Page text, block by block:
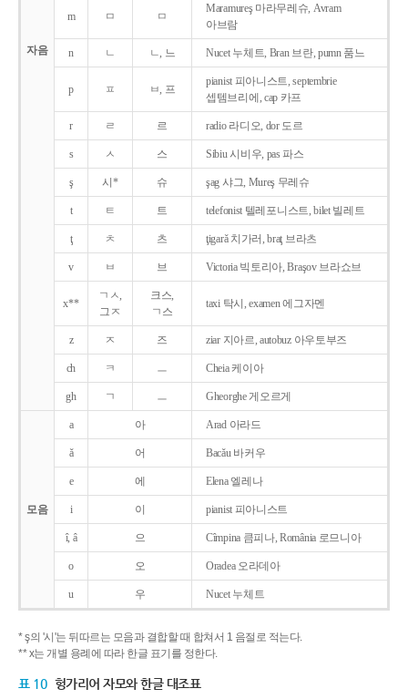
자음
m ㅁ ㅁ
Maramureş 마라무레슈, Avram
아브람
n ㄴ ㄴ, 느 Nucet 누체트, Bran 브란, pumn 품느
p ㅍ ㅂ, 프
pianist 피아니스트, septembrie
셉템브리에, cap 카프
r ㄹ 르 radio 라디오, dor 도르
s ㅅ 스 Sibiu 시비우, pas 파스
ş 시* 슈 şag 샤그, Mureş 무레슈
t ㅌ 트 telefonist 텔레포니스트, bilet 빌레트
ţ ㅊ 츠 ţigarǎ 치가러, braţ 브라츠
v ㅂ 브 Victoria 빅토리아, Braşov 브라쇼브
x**
ㄱㅅ,
그ㅈ
크스,
ㄱ스
taxi 탁시, examen 에그자멘
z ㅈ 즈 ziar 지아르, autobuz 아우토부즈
ch ㅋ ㅡ Cheia 케이아
gh ㄱ ㅡ Gheorghe 게오르게
모음
a 아 Arad 아라드
ǎ 어 Bacǎu 바커우
e 에 Elena 엘레나
i 이 pianist 피아니스트
î, â 으 Cîmpina 큼피나, România 로므니아
o 오 Oradea 오라데아
u 우 Nucet 누체트
* ş의 '시'는 뒤따르는 모음과 결합할 때 합쳐서 1 음절로 적는다.
** x는 개별 용례에 따라 한글 표기를 정한다.
표 10 헝가리어 자모와 한글 대조표